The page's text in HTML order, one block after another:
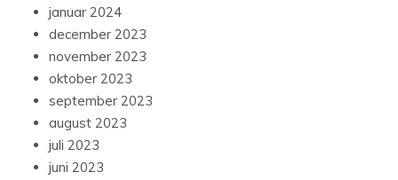
januar 2024
december 2023
november 2023
oktober 2023
september 2023
august 2023
juli 2023
juni 2023